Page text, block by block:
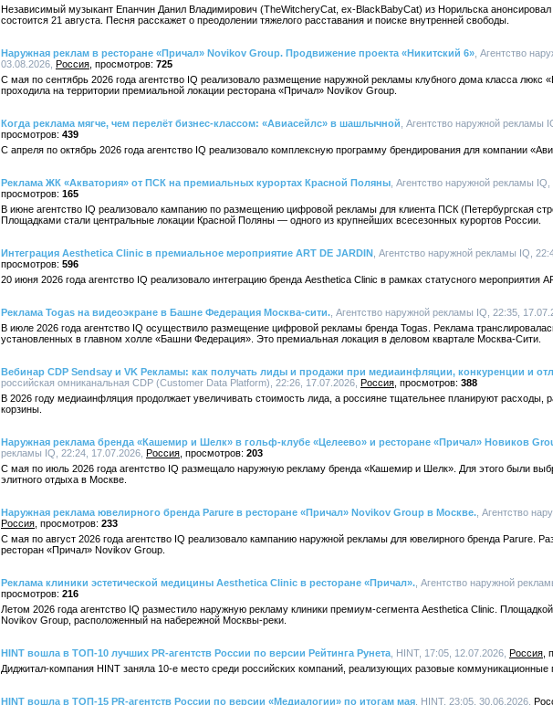
Независимый музыкант Епанчин Данил Владимирович (TheWitcheryCat, ех-BlackBabyCat) из Норильска
состоится 21 августа. Песня расскажет о преодолении тяжелого расставания и поиске внутренней свободы.
Наружная реклам в ресторане «Причал» Novikov Group. Продвижение проекта «Никитский 6» , Агентство
03.08.2026, Россия
725
С мая по сентябрь 2026 года агентство IQ реализовало размещение наружной рекламы клубного дома класса люкс
проходила на территории премиальной локации ресторана «Причал» Novikov Group.
Когда реклама мягче, чем перелёт бизнес-классом: «Авиасейлс» в шашлычной , Агентство наружной рекламы
439
С апреля по октябрь 2026 года агентство IQ реализовало комплексную программу брендирования для компании
Реклама ЖК «Акватория» от ПСК на премиальных курортах Красной Поляны , Агентство наружной рекламы
165
В июне агентство IQ реализовало кампанию по размещению цифровой рекламы для клиента ПСК (Петербургская
Площадками стали центральные локации Красной Поляны — одного из крупнейших всесезонных курортов России.
Интеграция Aesthetica Clinic в премиальное мероприятие ART DE JARDIN , Агентство наружной рекламы IQ,
596
20 июня 2026 года агентство IQ реализовало интеграцию бренда Aesthetica Clinic в рамках статусного мероприятия
Реклама Togas на видеоэкране в Башне Федерация Москва-сити. , Агентство наружной рекламы IQ, 22:35,
В июле 2026 года агентство IQ осуществило размещение цифровой рекламы бренда Togas. Реклама
установленных в главном холле «Башни Федерация». Это премиальная локация в деловом квартале Москва-Сити.
Вебинар CDP Sendsay и VK Рекламы: как получать лиды и продажи при медиаинфляции, конкуренции и
российская омниканальная CDP (Customer Data Platform), 22:26, 17.07.2026, Россия
388
В 2026 году медиаинфляция продолжает увеличивать стоимость лида, а россияне тщательнее планируют расходы,
корзины.
Наружная реклама бренда «Кашемир и Шелк» в гольф-клубе «Целеево» и ресторане «Причал» Новиков
рекламы IQ, 22:24, 17.07.2026, Россия
203
С мая по июль 2026 года агентство IQ размещало наружную рекламу бренда «Кашемир и Шелк». Для этого были
элитного отдыха в Москве.
Наружная реклама ювелирного бренда Parure в ресторане «Причал» Novikov Group в Москве. , Агентство
Россия
233
С мая по август 2026 года агентство IQ реализовало кампанию наружной рекламы для ювелирного бренда Parure.
ресторан «Причал» Novikov Group.
Реклама клиники эстетической медицины Aesthetica Clinic в ресторане «Причал». , Агентство наружной
216
Летом 2026 года агентство IQ разместило наружную рекламу клиники премиум-сегмента Aesthetica Clinic.
Novikov Group, расположенный на набережной Москвы-реки.
HINT вошла в ТОП-10 лучших PR-агентств России по версии Рейтинга Рунета , HINT, 17:05, 12.07.2026, Россия
Диджитал-компания HINT заняла 10-е место среди российских компаний, реализующих разовые коммуникационные
HINT вошла в ТОП-15 PR-агентств России по версии «Медиалогии» по итогам мая , HINT, 23:05, 30.06.2026,